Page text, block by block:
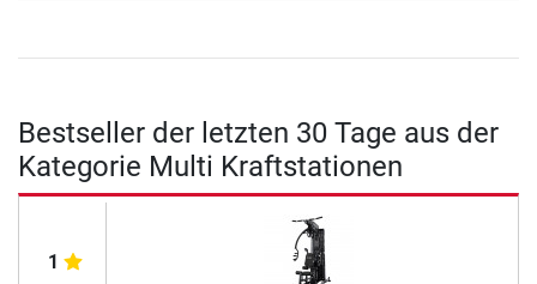
Bestseller der letzten 30 Tage aus der
Kategorie Multi Kraftstationen
1